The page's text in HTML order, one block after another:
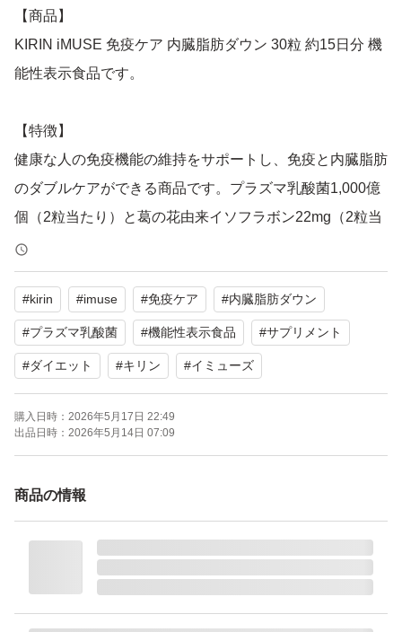
【商品】
KIRIN iMUSE 免疫ケア 内臓脂肪ダウン 30粒 約15日分 機
能性表示食品です。
【特徴】
健康な人の免疫機能の維持をサポートし、免疫と内臓脂肪
のダブルケアができる商品です。プラズマ乳酸菌1,000億
個（2粒当たり）と葛の花由来イソフラボン22mg（2粒当
たり）を配合しています。肥満気味な方の体重・お腹の脂
肪（内臓脂肪と皮下脂肪）・ウエスト周囲径を減らすのを
助ける機能性表示食品です。
【表記・型番】
賞味期限2027.12
#kirin #imuse #免疫ケア #内臓脂肪ダウン
#プラズマ乳酸菌 #機能性表示食品 #サプリメント
#ダイエット #キリン #イミューズ
購入日時： 2026年5月17日 22:49
出品日時： 2026年5月14日 07:09
商品の情報